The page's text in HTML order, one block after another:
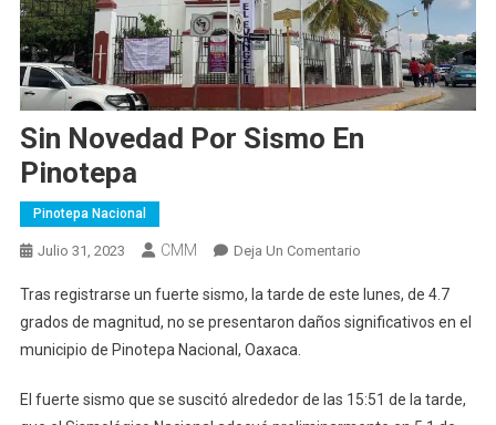
Sin Novedad Por Sismo En
Pinotepa
Pinotepa Nacional
Julio 31, 2023 CMM Deja Un ComentarioEn
Novedad
Por
Pinotepa
Tras registrarse un fuerte sismo, la tarde de este lunes, de 4.7
grados de magnitud, no se presentaron daños significativos en el
municipio de Pinotepa Nacional, Oaxaca.
El fuerte sismo que se suscitó alrededor de las 15:51 de la tarde,